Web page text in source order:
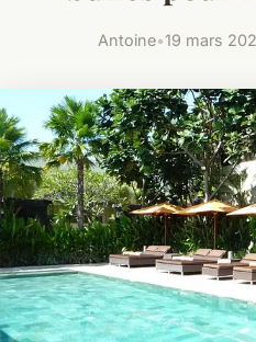
Antoine•19 mars